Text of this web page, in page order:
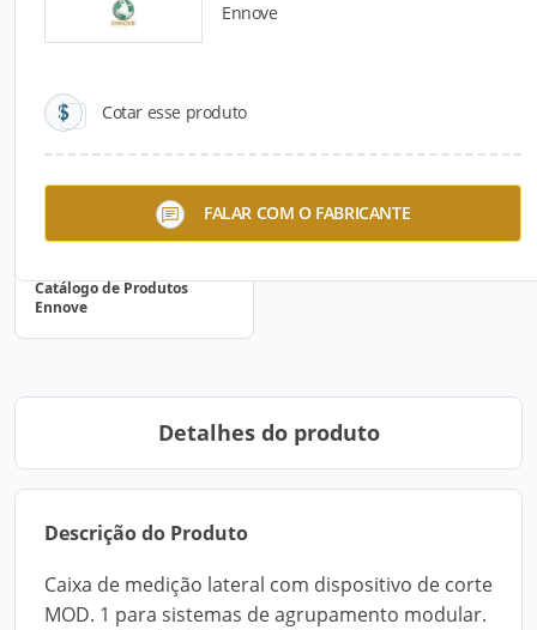
Ennove
Cotar esse produto
FALAR COM O FABRICANTE
Catálogos para Download
Catálogo de Produtos
Ennove
Detalhes do produto
Descrição do Produto
Caixa de medição lateral com dispositivo de corte
MOD. 1 para sistemas de agrupamento modular.